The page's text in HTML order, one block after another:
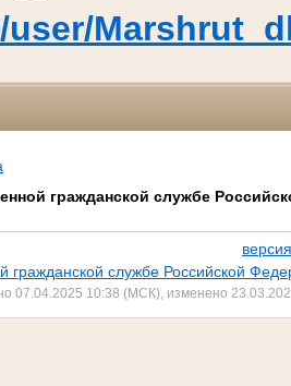
гражданской службе
службе Российской
07.04.2025 10:38 (МСК), изменено